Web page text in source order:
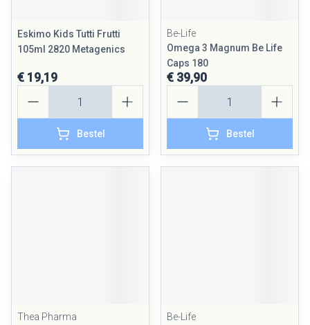
Eskimo Kids Tutti Frutti
105ml 2820 Metagenics
€ 19,19
Bestel
Be-Life
Omega 3 Magnum Be Life
Caps 180
€ 39,90
Bestel
Thea Pharma
Be-Life